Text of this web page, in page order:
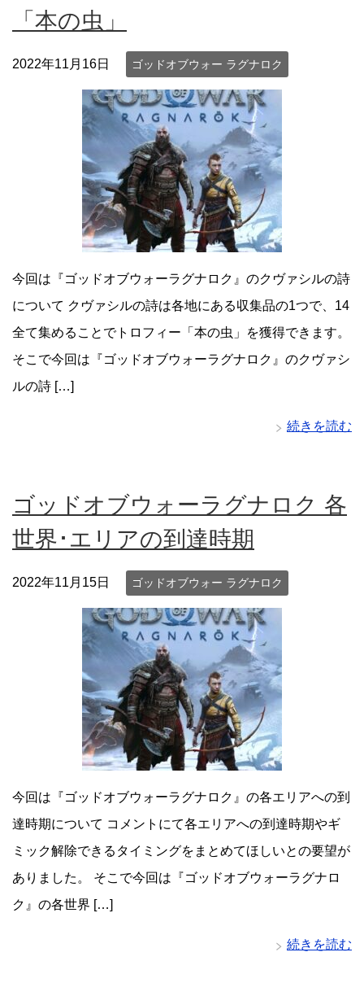
「本の虫」
2022年11月16日 ゴッドオブウォー ラグナロク
今回は『ゴッドオブウォーラグナロク』のクヴァシルの詩
について クヴァシルの詩は各地にある収集品の1つで、14
全て集めることでトロフィー「本の虫」を獲得できます。
そこで今回は『ゴッドオブウォーラグナロク』のクヴァシ
ルの詩 […]
続きを読む
ゴッドオブウォーラグナロク 各
世界･エリアの到達時期
2022年11月15日 ゴッドオブウォー ラグナロク
今回は『ゴッドオブウォーラグナロク』の各エリアへの到
達時期について コメントにて各エリアへの到達時期やギ
ミック解除できるタイミングをまとめてほしいとの要望が
ありました。 そこで今回は『ゴッドオブウォーラグナロ
ク』の各世界 […]
続きを読む